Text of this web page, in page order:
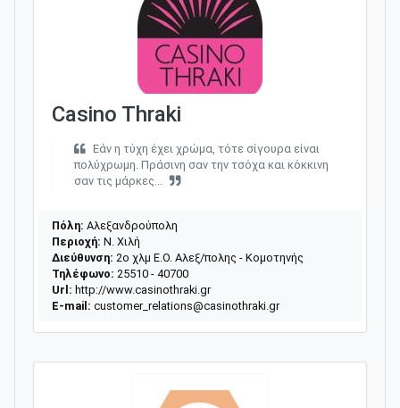
Casino Thraki
Εάν η τύχη έχει χρώμα, τότε σίγουρα είναι
πολύχρωμη. Πράσινη σαν την τσόχα και κόκκινη
σαν τις μάρκες...
Πόλη: Αλεξανδρούπολη
Περιοχή: Ν. Χιλή
Διεύθυνση: 2o χλμ Ε.Ο. Αλεξ/πολης - Κομοτηνής
Τηλέφωνο: 25510 - 40700
Url: http://www.casinothraki.gr
E-mail: customer_relations@casinothraki.gr